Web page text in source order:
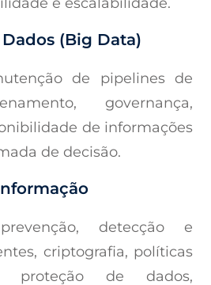
(Big Data)
de pipelines de
governança,
de informações
de decisão.
detecção e
criptografia, políticas
de dados,